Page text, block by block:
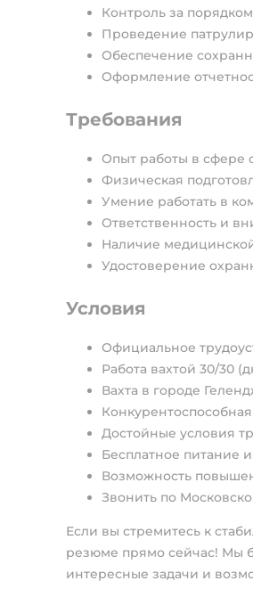
Контроль за
Проведение
Обеспечение
Оформление
Требования
Опыт работы в сфере
Физическая
Умение работать в
Ответственность и
Наличие
Удостоверение
Условия
Официальное
Работа вахтой 30/30
Вахта в городе
Конкурентоспособная
Достойные условия
Бесплатное питание
Возможность
Звонить по
Если вы стремитесь к
резюме прямо сейчас! Мы
интересные задачи и